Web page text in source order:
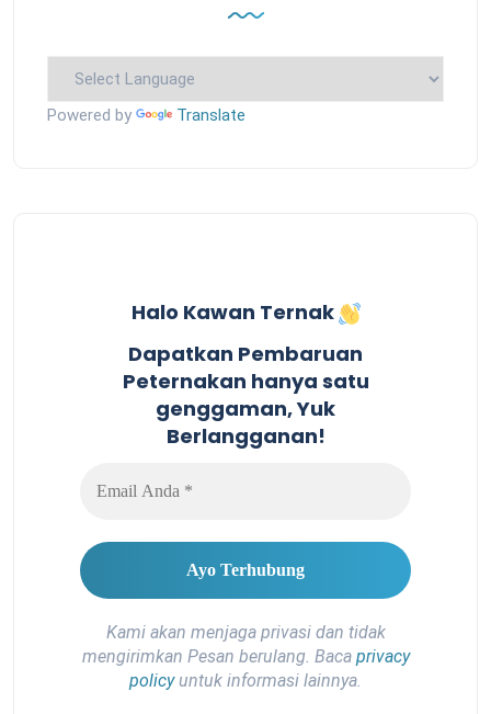
Powered by Translate
Halo Kawan Ternak
Dapatkan Pembaruan
Peternakan hanya satu
genggaman, Yuk
Berlangganan!
Kami akan menjaga privasi dan tidak
mengirimkan Pesan berulang. Baca privacy
policyuntuk informasi lainnya.